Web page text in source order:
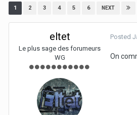
1 2 3 4 5 6 NEXT
eltet
Le plus sage des forumeurs
WG
Posted
On